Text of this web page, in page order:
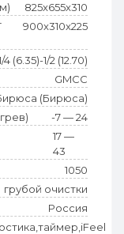
825x655x310
900x310x225
4 (6.35)-1/2 (12.70)
GMCC
(Бирюса)
-7 — 24
17 —
43
1050
грубой очистки
Россия